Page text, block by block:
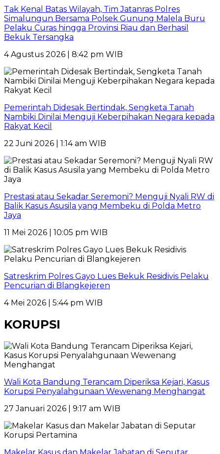
Tak Kenal Batas Wilayah, Tim Jatanras Polres
Simalungun Bersama Polsek Gunung Malela Buru
Pelaku Curas hingga Provinsi Riau dan Berhasil
Bekuk Tersangka
4 Agustus 2026 | 8:42 pm WIB
Pemerintah Didesak Bertindak, Sengketa Tanah
Nambiki Dinilai Menguji Keberpihakan Negara kepada
Rakyat Kecil
22 Juni 2026 | 1:14 am WIB
Prestasi atau Sekadar Seremoni? Menguji Nyali RW di
Balik Kasus Asusila yang Membeku di Polda Metro
Jaya
11 Mei 2026 | 10:05 pm WIB
Satreskrim Polres Gayo Lues Bekuk Residivis Pelaku
Pencurian di Blangkejeren
4 Mei 2026 | 5:44 pm WIB
KORUPSI
Wali Kota Bandung Terancam Diperiksa Kejari, Kasus
Korupsi Penyalahgunaan Wewenang Menghangat
27 Januari 2026 | 9:17 am WIB
Makelar Kasus dan Makelar Jabatan di Seputar